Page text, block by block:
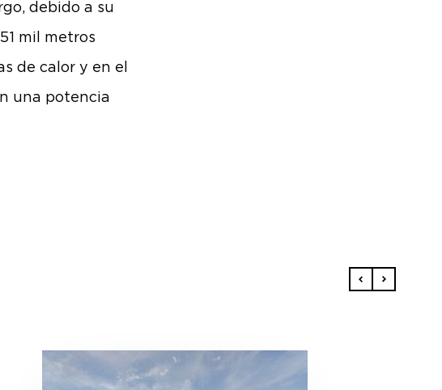
debido a su
mil metros
de calor y en el
una potencia